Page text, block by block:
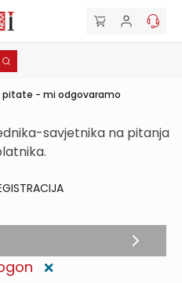
pitate - mi odgovaramo
savjetnika na pitanja
❌